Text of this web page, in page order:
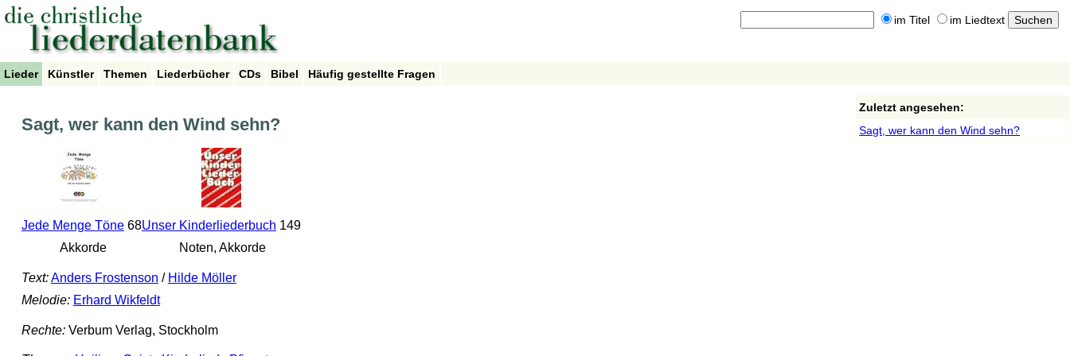
im Titel im Liedtext
Lieder Künstler Themen Liederbücher CDs Bibel Häufig gestellte Fragen
Sagt, wer kann den Wind sehn?
Jede Menge Töne68
Akkorde
Unser Kinderliederbuch 149
Noten, Akkorde
Text:Anders Frostenson / Hilde Möller
Melodie: Erhard Wikfeldt
Rechte:Verbum Verlag, Stockholm
Zuletzt angesehen:
Sagt, wer kann den Wind sehn?